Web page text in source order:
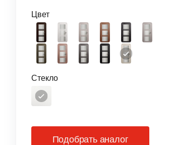
Цвет
Стекло
Подобрать аналог